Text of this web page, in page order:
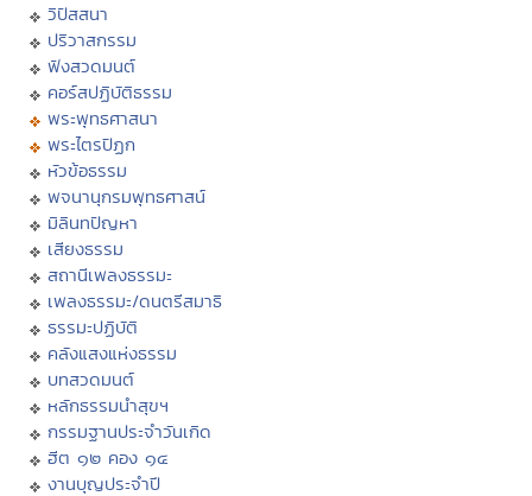
วิปัสสนา
ปริวาสกรรม
ฟังสวดมนต์
คอร์สปฏิบัติธรรม
พระพุทธศาสนา
พระไตรปิฏก
หัวข้อธรรม
พจนานุกรมพุทธศาสน์
มิลินทปัญหา
เสียงธรรม
สถานีเพลงธรรมะ
เพลงธรรมะ/ดนตรีสมาธิ
ธรรมะปฏิบัติ
คลังแสงแห่งธรรม
บทสวดมนต์
หลักธรรมนำสุขฯ
กรรมฐานประจำวันเกิด
ฮีต ๑๒ คอง ๑๔
งานบุญประจำปี